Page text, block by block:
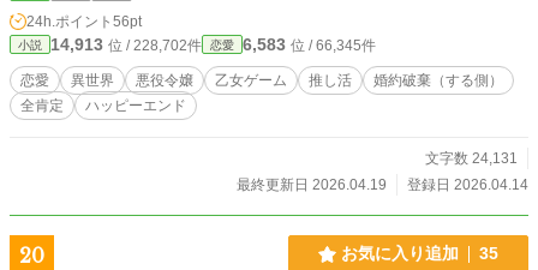
24h.ポイント 56pt
小説 14,913 位 / 228,702件 恋愛 6,583 位 / 66,345件
恋愛 異世界 悪役令嬢 乙女ゲーム 推し活
婚約破棄（する側）
全肯定
ハッピーエンド
文字数 24,131
最終更新日 2026.04.19
登録日 2026.04.14
20 お気に入り追加 35